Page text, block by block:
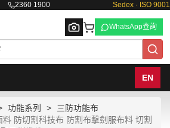
2360 1900 Sedex · ISO 9001
Browse
WhatsApp查詢
EN
功能系列
三防功能布
防切割科技布 防割布擊劍服布料 切割